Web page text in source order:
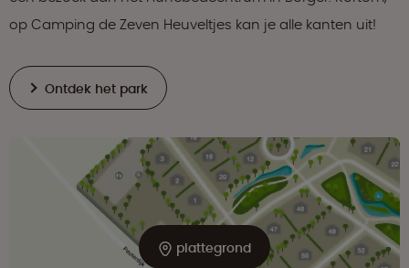
op Camping de Zeven Heuveltjes kan je alle kanten uit!
Ontdek het park
plattegrond